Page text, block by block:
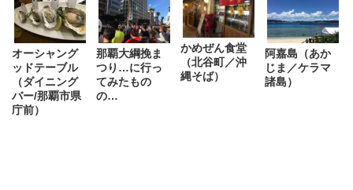
オーシャング
ッドテーブル
（ダイニング
バー/那覇市県
庁前）
那覇大綱挽ま
つり…に行っ
てみたもの
の…
かめぜん食堂
（北谷町／沖
縄そば）
阿嘉島（あか
じま／ケラマ
諸島）